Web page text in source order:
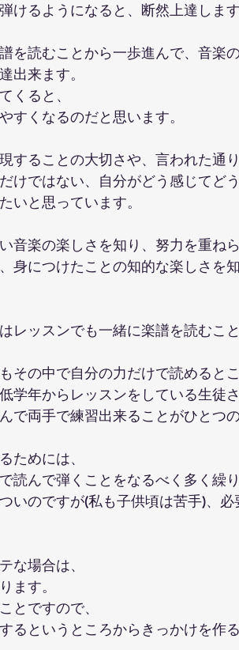
けるようになると、断然上達します
を読むことから一歩進んで、音楽
出来ます。
くると、
すくなるのだと思います。
することの大切さや、言われた通
けではない、自分がどう感じてど
いと思っています。
音楽の楽しさを知り、努力を重ね
身につけたことの知的な楽しさを
レッスンでも一緒に楽譜を読むこ
その中で自分の力だけで読めると
学年からレッスンをしている生徒
で両手で練習出来ることがひとつの
ためには、
読んで弾くことをなるべく多く繰
いのですが(私も子供頃は苦手)、
な場合は、
ます。
とですので、
るというところからきっかけを作